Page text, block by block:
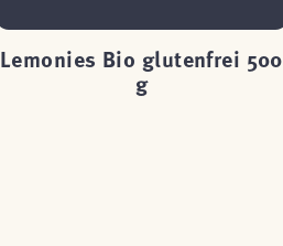
Lemonies Bio glutenfrei 500
g